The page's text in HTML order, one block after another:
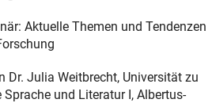
Aktuelle Themen und Tendenzen
Dr. Julia Weitbrecht, Universität zu
und Literatur I, Albertus-